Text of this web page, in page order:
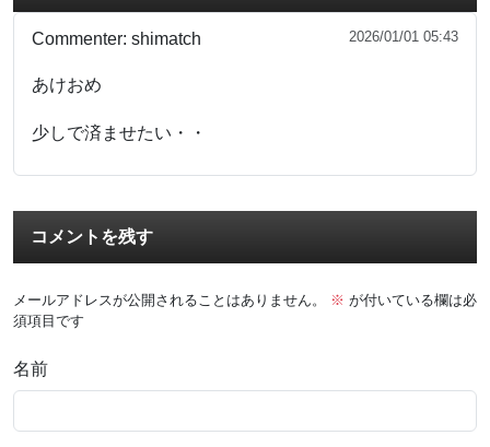
Commenter: shimatch 2026/01/01 05:43
あけおめ
少しで済ませたい・・
コメントを残す
メールアドレスが公開されることはありません。 ※ が付いている欄は必
須項目です
名前